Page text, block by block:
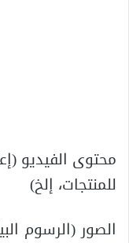
محتوى الفيديو
للمنتجات، إلخ)
الصور (الرسوم